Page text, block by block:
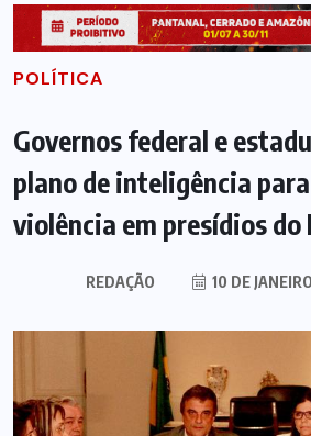
POLÍTICA
Governos federal e
plano de inteligência
violência em presídios do
REDAÇÃO 10 DE